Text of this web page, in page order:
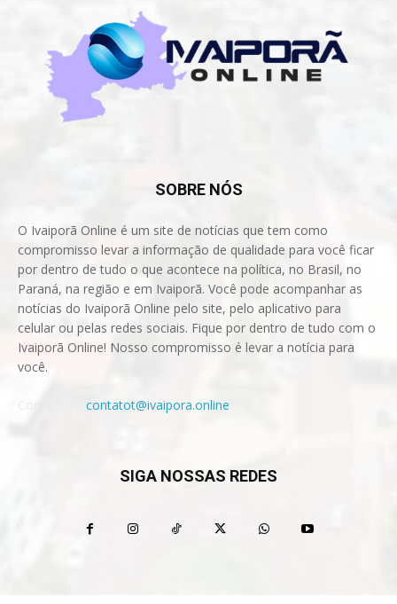
SOBRE NÓS
O Ivaiporã Online é um site de notícias que tem como
compromisso levar a informação de qualidade para você ficar
por dentro de tudo o que acontece na política, no Brasil, no
Paraná, na região e em Ivaiporã. Você pode acompanhar as
notícias do Ivaiporã Online pelo site, pelo aplicativo para
celular ou pelas redes sociais. Fique por dentro de tudo com o
Ivaiporã Online! Nosso compromisso é levar a notícia para
você.
contatot@ivaipora.online
SIGA NOSSAS REDES